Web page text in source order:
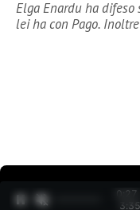
Elga Enardu ha difeso
lei ha con Pago.
0:27
3:35